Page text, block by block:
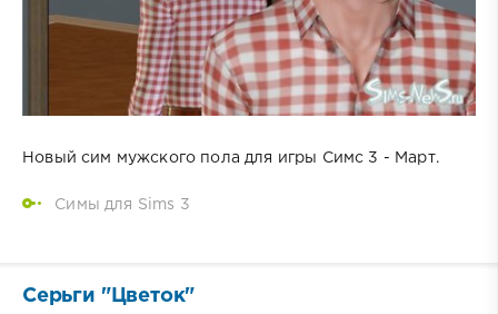
Новый сим мужского пола для игры Симс 3 - Март.
Симы для Sims 3
Серьги "Цветок"